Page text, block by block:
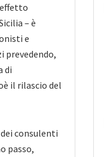
– è
e
prevedendo,
di
il rilascio del
consulenti
passo,